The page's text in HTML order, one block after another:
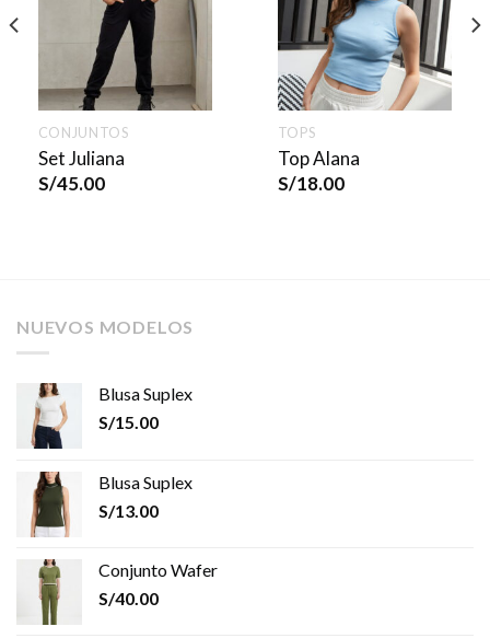
CONJUNTOS
Set Juliana
S/45.00
TOPS
Top Alana
S/18.00
NUEVOS MODELOS
Blusa Suplex
S/15.00
Blusa Suplex
S/13.00
Conjunto Wafer
S/40.00